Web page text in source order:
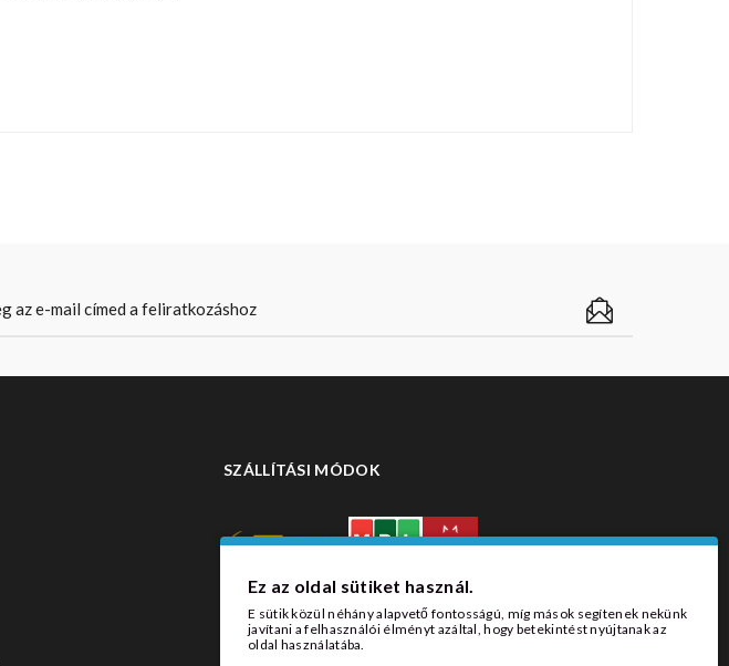
SZÁLLÍTÁSI MÓDOK
Ez az oldal sütiket használ.
E sütik közül néhány alapvető fontosságú, míg mások segítenek nekünk
javítani a felhasználói élményt azáltal, hogy betekintést nyújtanak az
oldal használatába.